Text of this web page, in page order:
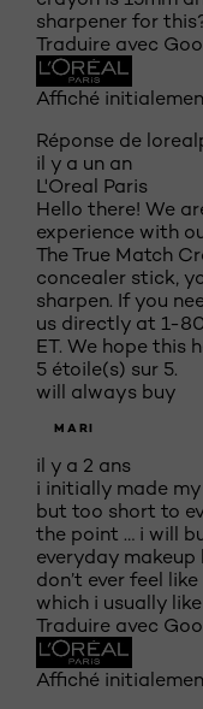
sharpener for
Traduire avec
Affiché
Réponse de
il y a un an
L'Oreal Paris
Hello there! We
experience with
The True Match
concealer stick,
sharpen. If you
us directly at 1-
ET. We hope this
5 étoile(s) sur 5.
will always buy
MARI
il y a 2 ans
i initially made
but too short to
the point … i will
everyday
don’t ever feel
which i usually
Traduire avec
Affiché